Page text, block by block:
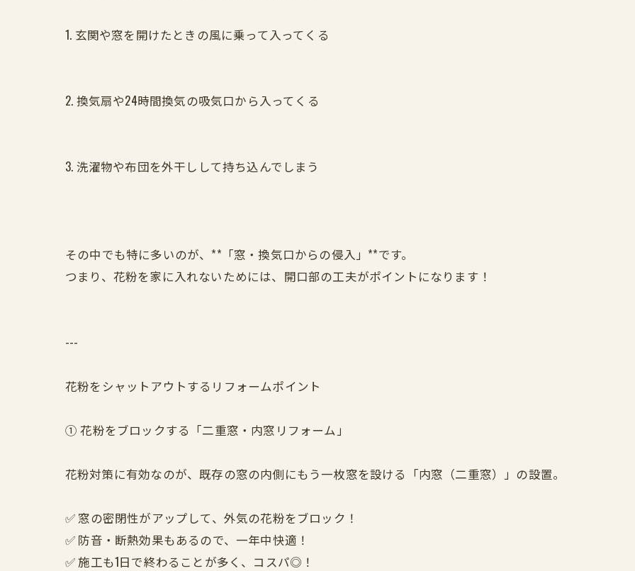
1. 玄関や窓を開けたときの風に乗って入ってくる
2. 換気扇や24時間換気の吸気口から入ってくる
3. 洗濯物や布団を外干しして持ち込んでしまう
その中でも特に多いのが、**「窓・換気口からの侵入」**です。
つまり、花粉を家に入れないためには、開口部の工夫がポイントになります！
---
花粉をシャットアウトするリフォームポイント
① 花粉をブロックする「二重窓・内窓リフォーム」
花粉対策に有効なのが、既存の窓の内側にもう一枚窓を設ける「内窓（二重窓）」の設置。
✅ 窓の密閉性がアップして、外気の花粉をブロック！
✅ 防音・断熱効果もあるので、一年中快適！
✅ 施工も1日で終わることが多く、コスパ◎！